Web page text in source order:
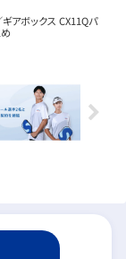
アボックス CX11Qパ